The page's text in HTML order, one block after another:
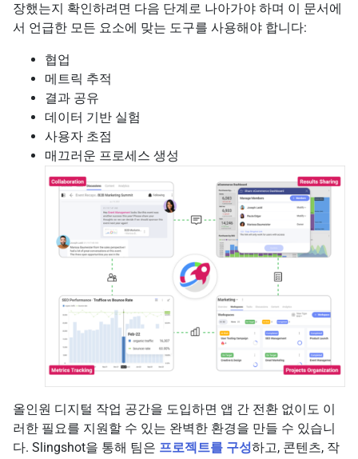
장했는지 확인하려면 다음 단계로 나아가야 하며 이 문서에
서 언급한 모든 요소에 맞는 도구를 사용해야 합니다:
협업
메트릭 추적
결과 공유
데이터 기반 실험
사용자 초점
매끄러운 프로세스 생성
올인원 디지털 작업 공간을 도입하면 앱 간 전환 없이도 이
러한 필요를 지원할 수 있는 완벽한 환경을 만들 수 있습니
다. Slingshot을 통해 팀은 프로젝트를 구성하고, 콘텐츠, 작